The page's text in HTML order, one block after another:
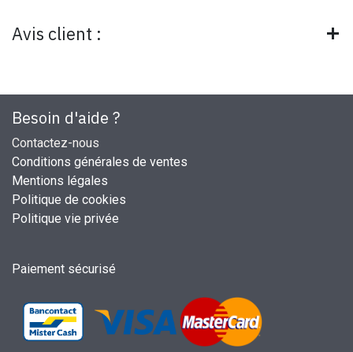
Avis client :
Besoin d'aide ?
Contactez-nous
Conditions générales de ventes
Mentions légales
Politique de cookies
Politique vie privée
Paiement sécurisé